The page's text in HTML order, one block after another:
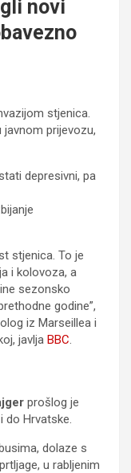
novi
stjenica.
javnom prijevozu,
depresivni, pa
stjenica. To je
i kolovoza, a
sezonsko
godine”,
iz Marseillea i
javlja BBC.
prošlog je
do Hrvatske.
dolaze s
u rabljenim